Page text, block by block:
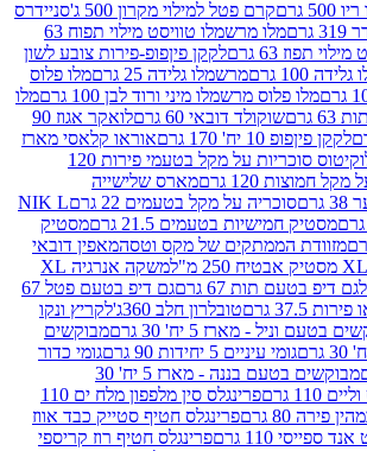
קרם פטל למילוי מקרון 500 ג'
סניידרס
מלו מרשמלו טוויסט מילוי תפוח 63
לקקן פיןפופ-פירות צובע לשון
מרשמלו גלידה 25 גרם
מלו פלוס
מרשמלו מיני ורוד לבן 100 גרם
מלו
שוקולד דובאי 60 גרם
לואקר אגוז 90
גרם
אוראו קלאסי מארז
לוקיטוס סוכריות על מקל בטעמי פירות 120
מארס שלישייה
על מקל בטעמים 22 גרם
NIK L
בטעמים 21.5 גרם
מסטיק
של מקס וטסהמאפין דובאי
משקה אנרגיה XL
67 גרם
גם דיפ בטעם פטל 67
טובלרון חלב 360ג'
לקריץ ונקו
5 יח' 30 גרם
מבוקשים
5 יחידות 90 גרם
גומי כדור
מבוקשים בטעם בננה - מארז 5 יח' 30
פרינגלס סין מלפפון מלח ים 110
פרינגלס חטיף סטייק כבד אווז
פרינגלס חטיף רוז קריספי